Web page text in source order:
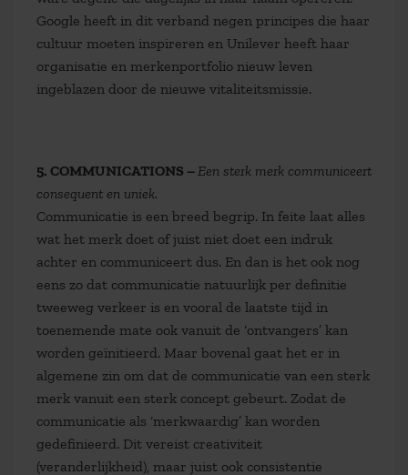
Google heeft in dit verband negen principes die haar
cultuur moeten inspireren en Unilever heeft haar
organisatie en merkenportfolio nieuw leven
ingeblazen door de nieuwe vitaliteitsmissie.
5. COMMUNICATIONS –Een sterk merk communiceert
consequent en uniek.
Communicatie is een breed begrip. In feite laat alles
wat het merk doet of juist niet doet een indruk
achter en communiceert dus. En dan is het ook nog
eens zo dat communicatie natuurlijk per definitie
tweeweg verkeer is en vooral de laatste tijd in
toenemende mate ook vanuit de ‘ontvangers’ kan
worden geïnitieerd. Maar bovenal gaat het er in
algemene zin om dat de communicatie van een sterk
merk vanuit een sterk concept gebeurt. Zodat de
communicatie als ‘merkwaardig’ kan worden
gedefinieerd. Dit vereist creativiteit
(veranderlijkheid), maar juist ook consistentie